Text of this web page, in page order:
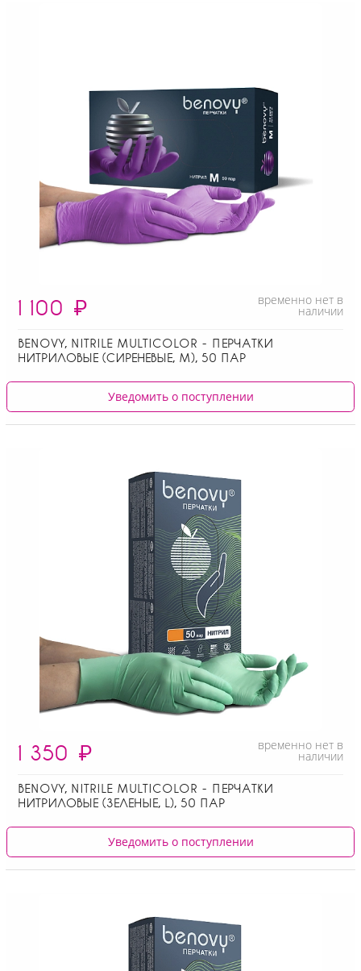
1 100 ₽ временно нет в
наличии
BENOVY, NITRILE MULTICOLOR - ПЕРЧАТКИ
НИТРИЛОВЫЕ (СИРЕНЕВЫЕ, M), 50 ПАР
Уведомить о поступлении
1 350 ₽ временно нет в
наличии
BENOVY, NITRILE MULTICOLOR - ПЕРЧАТКИ
НИТРИЛОВЫЕ (ЗЕЛЕНЫЕ, L), 50 ПАР
Уведомить о поступлении